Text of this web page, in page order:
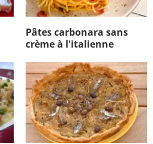
Pâtes carbonara sans
crème à l'italienne